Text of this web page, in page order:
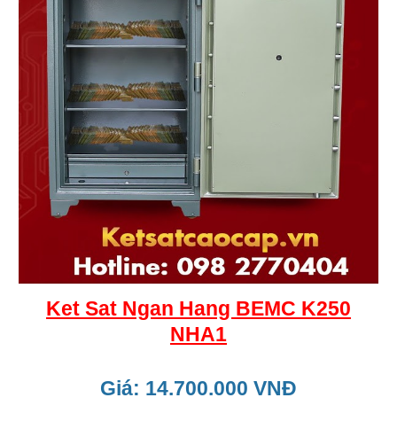
Ket Sat Ngan Hang BEMC K250
NHA1
Giá: 14.700.000 VNĐ